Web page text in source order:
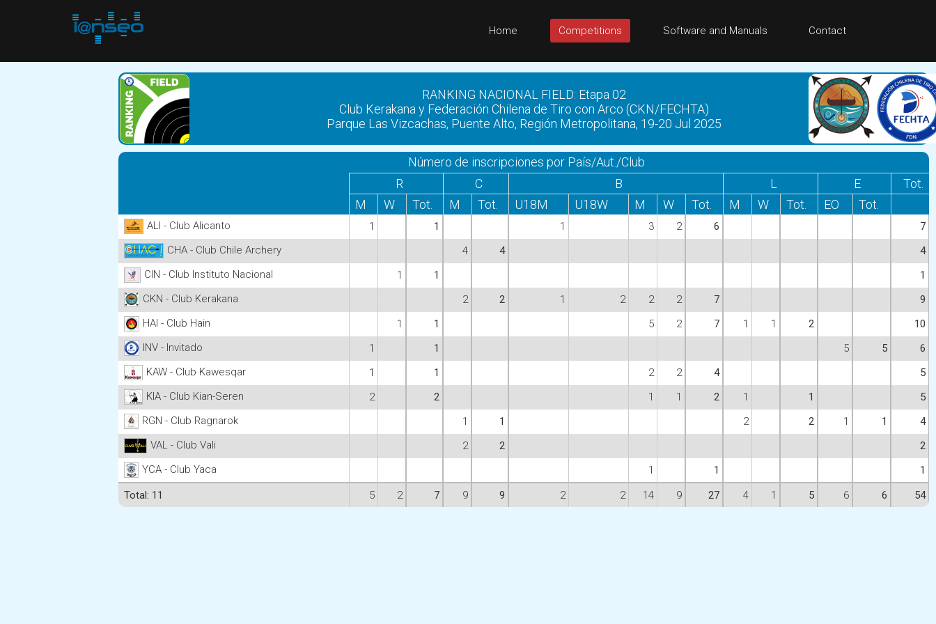
Home Competitions Software and Manuals Contact
RANKING NACIONAL FIELD: Etapa 02
Club Kerakana y Federación Chilena de Tiro con Arco (CKN/FECHTA)
Parque Las Vizcachas, Puente Alto, Región Metropolitana, 19-20 Jul 2025
Número de inscripciones por País/Aut./Club
R
C B L E
Tot.
M
W Tot. M Tot. U18M U18W M W Tot. M W Tot. EO Tot.
ALI - Club Alicanto 1 1 1 3 2 6
7
CHA - Club Chile Archery
4 4
4
CIN - Club Instituto Nacional
1 1
1
CKN - Club Kerakana
2 2 1 2 2 2 7
9
HAI - Club Hain
1 1 5 2 7 1 1 2
10
INV - Invitado
1 1 5 5
6
KAW - Club Kawesqar
1 1 2 2 4
5
KIA - Club Kian-Seren
2 2 1 1 2 1 1
5
RGN - Club Ragnarok
1 1 2 2 1 1
4
VAL - Club Vali
2 2
2
YCA - Club Yaca
1 1
1
Total: 11
5 2 7 9 9 2 2 14 9 27 4 1 5 6 6 54